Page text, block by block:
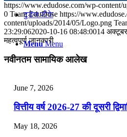
टुडेज जीके
Menu Menu
July 31, 2026
📝 डेली करेंट अफेयर्स: 28-31
July 28, 2026
July 25, 2026
📝 डेली करेंट अफेयर्स: 22-24
July 22, 2026
https://www.edudose.com/wp-content/
0 Team EduDose https://
content/uploads/2014/05/Logo.png
23:29:062020-10-16 08:48:0014
महत्वपूर्ण जानकारी
नवीनतम सामायिक आलेख
June 7, 2026
वित्तीय वर्ष 2026-27 की दूसरी
May 18, 2026